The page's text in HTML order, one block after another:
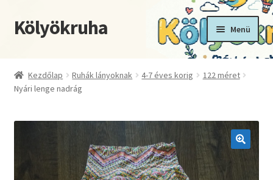
Ugrás
a
Kilépés
a
Kölyökruha Menü
Fiókom
Kosár
Kezdőlap Ruhák lányoknak 4-7 éves korig
122 méret
Nyári lenge nadrág